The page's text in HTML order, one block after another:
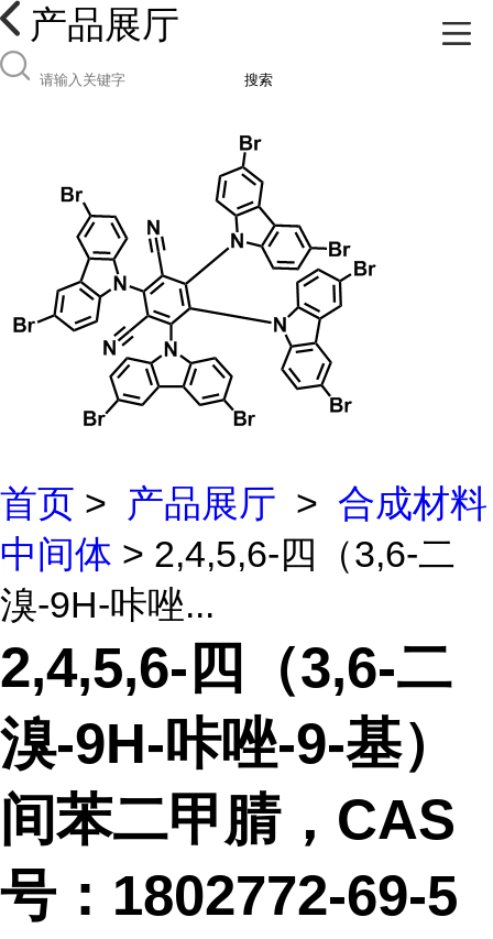
产品展厅
搜索
首页 > 产品展厅 > 合成材料
中间体 > 2,4,5,6-四（3,6-二
溴-9H-咔唑...
2,4,5,6-四（3,6-二
溴-9H-咔唑-9-基）
间苯二甲腈，CAS
号：1802772-69-5